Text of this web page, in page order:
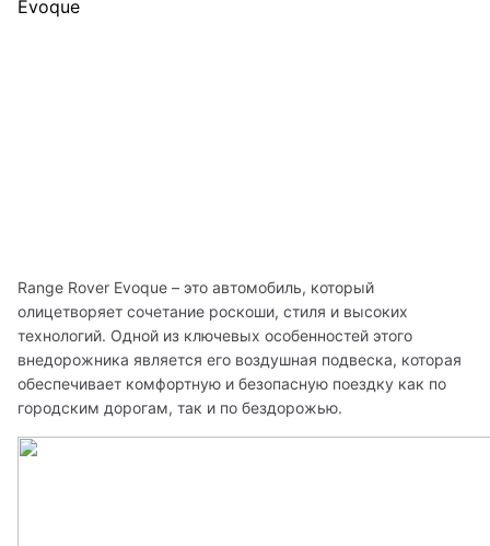
Range Rover Evoque – это автомобиль, который
олицетворяет сочетание роскоши, стиля и высоких
технологий. Одной из ключевых особенностей этого
внедорожника является его воздушная подвеска, которая
обеспечивает комфортную и безопасную поездку как по
городским дорогам, так и по бездорожью.